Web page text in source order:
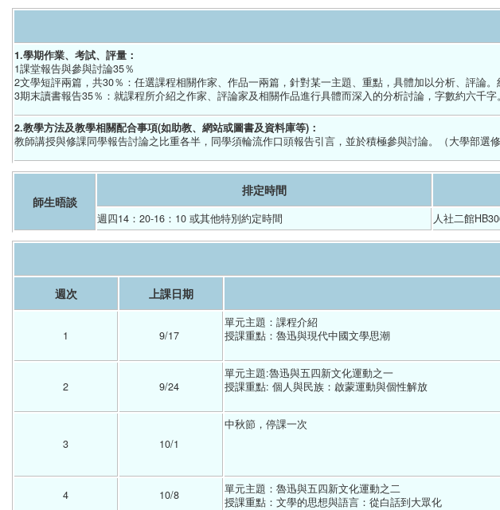
1.學期作業、考試、評量：
1課堂報告與參與討論35％
2文學短評兩篇，共30％：任選課程相關作家、作品一兩篇，針對某一主題、重點，具體加以分析、評論。
3期末讀書報告35％：就課程所介紹之作家、評論家及相關作品進行具體而深入的分析討論，字數約六千字。
2.教學方法及教學相關配合事項(如助教、網站或圖書及資料庫等)：
教師講授與修課同學報告討論之比重各半，同學須輪流作口頭報告引言，並於積極參與討論。（大學部選
師生晤談
排定時間
週四14：20-16：10 或其他特別約定時間 人社二館
週次 上課日期
1 9/17
單元主題：課程介紹
授課重點：魯迅與現代中國文學思潮
2 9/24
單元主題:魯迅與五四新文化運動之一
授課重點: 個人與民族：啟蒙運動與個性解放
3 10/1
中秋節，停課一次
4 10/8
單元主題：魯迅與五四新文化運動之二
授課重點：文學的思想與語言：從白話到大眾化